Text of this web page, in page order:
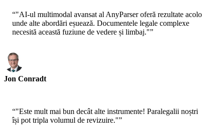
“"AI-ul multimodal avansat al AnyParser oferă rezultate acolo
unde alte abordări eșuează. Documentele legale complexe
necesită această fuziune de vedere și limbaj."”
Jon Conradt
“"Este mult mai bun decât alte instrumente! Paralegalii noștri
își pot tripla volumul de revizuire."”